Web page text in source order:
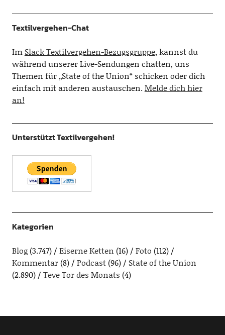
Textilvergehen-Chat
Im Slack Textilvergehen-Bezugsgruppe, kannst du
während unserer Live-Sendungen chatten, uns
Themen für „State of the Union“ schicken oder dich
einfach mit anderen austauschen.Melde dich hier
an!
Unterstützt Textilvergehen!
Kategorien
Blog(3.747) Eiserne Ketten (16) Foto (112)
Kommentar(8) Podcast(96)
State of the Union
(2.890)
Teve Tor des Monats (4)